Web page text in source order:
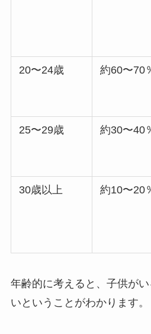
20〜24歳 約60〜70
25〜29歳 約30〜40
30歳以上 約10〜20
年齢的に考えると、子供が
いということがわかります。